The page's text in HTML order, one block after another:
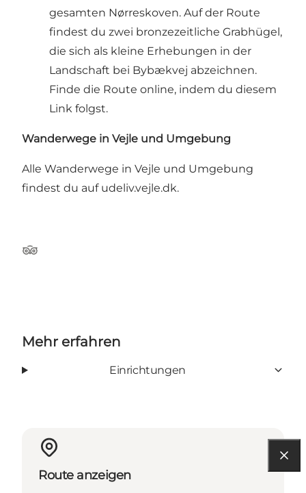
gesamten Nørreskoven. Auf der Route
findest du zwei bronzezeitliche Grabhügel,
die sich als kleine Erhebungen in der
Landschaft bei Bybækvej abzeichnen.
Finde die Route online, indem du diesem
Link folgst.
Wanderwege in Vejle und Umgebung
Alle Wanderwege in Vejle und Umgebung
findest du auf udeliv.vejle.dk.
Tripadvisor
Mehr erfahren
Einrichtungen
Route anzeigen